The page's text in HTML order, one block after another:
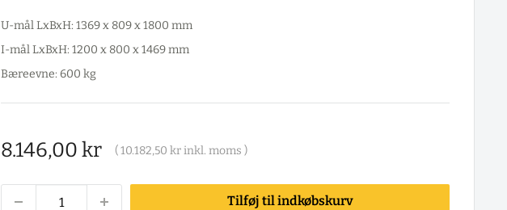
U-mål LxBxH: 1369 x 809 x 1800 mm
I-mål LxBxH: 1200 x 800 x 1469 mm
Bæreevne: 600 kg
Salgspris
8.146,00 kr (10.182,50 krinkl. moms )
Tilføj til indkøbskurv